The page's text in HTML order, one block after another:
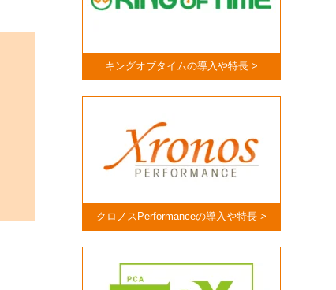
キングオブタイムの導入や特長 >
クロノスPerformanceの導入や特長 >